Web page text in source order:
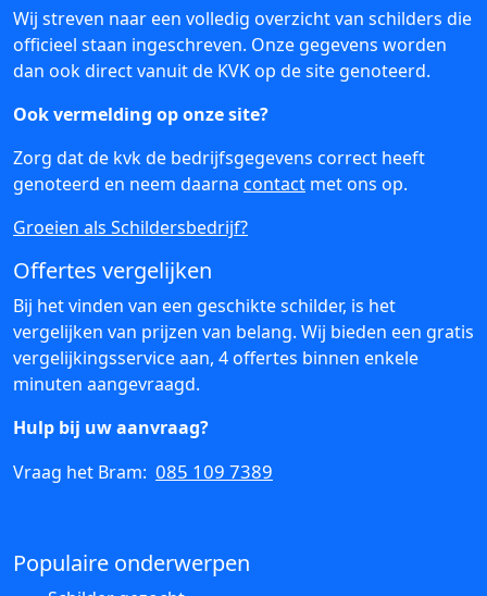
Wij streven naar een volledig overzicht van schilders die
officieel staan ingeschreven. Onze gegevens worden
dan ook direct vanuit de KVK op de site genoteerd.
Ook vermelding op onze site?
Zorg dat de kvk de bedrijfsgegevens correct heeft
genoteerd en neem daarna contact met ons op.
Groeien als Schildersbedrijf?
Offertes vergelijken
Bij het vinden van een geschikte schilder, is het
vergelijken van prijzen van belang. Wij bieden een gratis
vergelijkingsservice aan, 4 offertes binnen enkele
minuten aangevraagd.
Hulp bij uw aanvraag?
Vraag het Bram: 085 109 7389
Populaire onderwerpen